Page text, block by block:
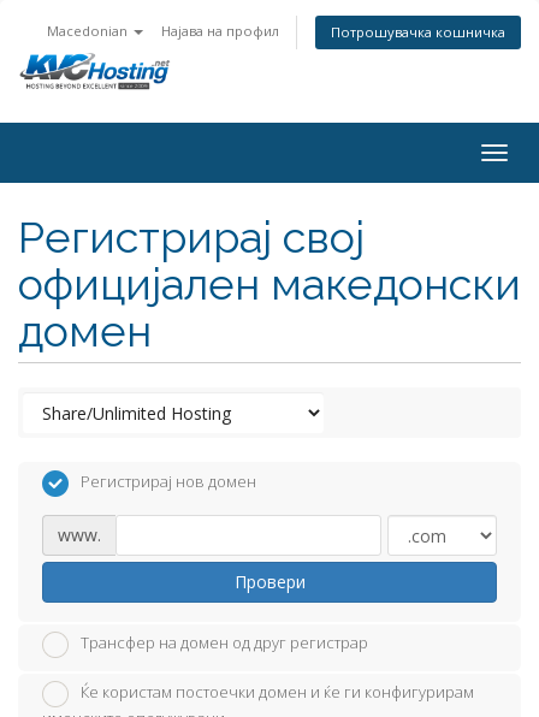
Macedonian Најава на профил Потрошувачка кошничка
Регистрирај свој
официјален македонски
домен
Регистрирај нов домен
www.
Провери
Трансфер на домен од друг регистрар
Ќе користам постоечки домен и ќе ги конфигурирам